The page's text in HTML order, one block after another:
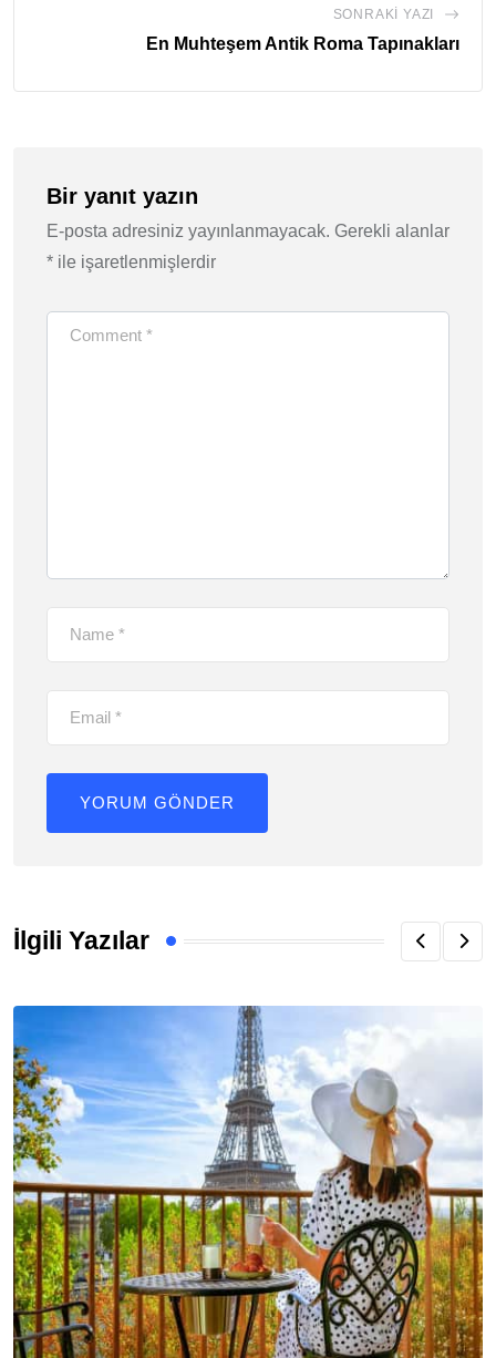
SONRAKI YAZI
En Muhteşem Antik Roma Tapınakları
Bir yanıt yazın
E-posta adresiniz yayınlanmayacak. Gerekli alanlar
* ile işaretlenmişlerdir
İlgili Yazılar